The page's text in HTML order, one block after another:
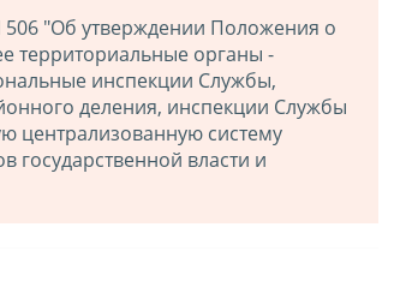
506 "Об утверждении Положения о
территориальные органы -
инспекции Службы,
деления, инспекции Службы
централизованную систему
государственной власти и